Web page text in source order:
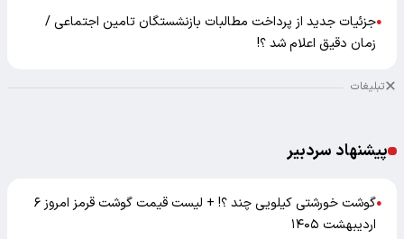
●جزئیات جدید از پرداخت مطالبات بازنشستگان تامین اجتماعی /
زمان دقیق اعلام شد ؟!
تبلیغات
پیشنهاد سردبیر
●
گوشت خورشتی کیلویی چند ؟! + لیست قیمت گوشت قرمز امروز ۶
اردیبهشت ۱۴۰۵